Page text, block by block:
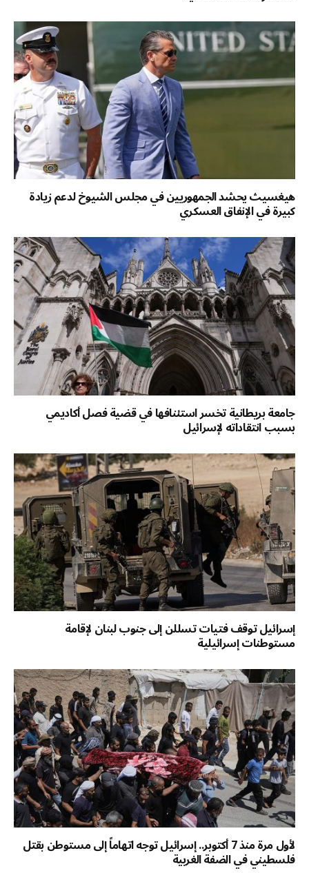
هيغسيث يحشد الجمهوريين في مجلس الشيوخ لدعم زيادة
كبيرة في الإنفاق العسكري
جامعة بريطانية تخسر استئنافها في قضية فصل أكاديمي
بسبب انتقاداته لإسرائيل
إسرائيل توقف فتيات تسللن إلى جنوب لبنان لإقامة
مستوطنات إسرائيلية
لأول مرة منذ 7 أكتوبر.. إسرائيل توجه اتهاماً إلى مستوطن بقتل
فلسطيني في الضفة الغربية